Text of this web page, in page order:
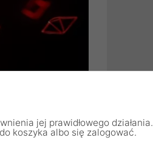
jej prawidłowego działania.
koszyka albo się zalogować.